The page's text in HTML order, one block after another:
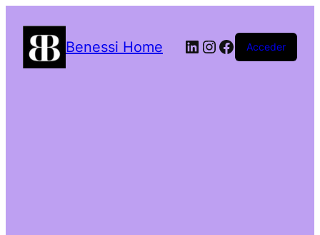
Benessi Home LinkedIn
Instagram
Facebook
Acceder